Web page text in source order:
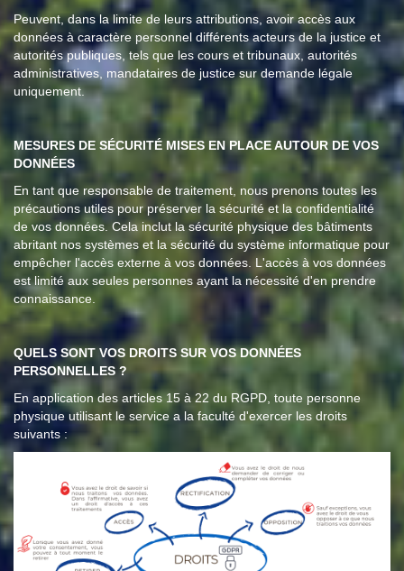
Peuvent, dans la limite de leurs attributions, avoir accès aux
données à caractère personnel différents acteurs de la justice et
autorités publiques, tels que les cours et tribunaux, autorités
administratives, mandataires de justice sur demande légale
uniquement.
MESURES DE SÉCURITÉ MISES EN PLACE AUTOUR DE VOS
DONNÉES
En tant que responsable de traitement, nous prenons toutes les
précautions utiles pour préserver la sécurité et la confidentialité
de vos données. Cela inclut la sécurité physique des bâtiments
abritant nos systèmes et la sécurité du système informatique pour
empêcher l'accès externe à vos données. L'accès à vos données
est limité aux seules personnes ayant la nécessité d'en prendre
connaissance.
QUELS SONT VOS DROITS SUR VOS DONNÉES
PERSONNELLES ?
En application des articles 15 à 22 du RGPD, toute personne
physique utilisant le service a la faculté d'exercer les droits
suivants :